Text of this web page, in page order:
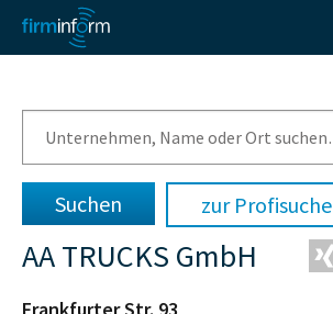
zur Profisuche
AA TRUCKS GmbH